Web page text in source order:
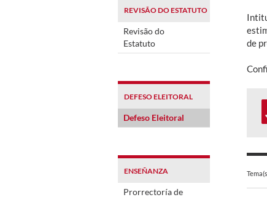
REVISÃO DO ESTATUTO
Revisão do
Estatuto
DEFESO ELEITORAL
Defeso Eleitoral
ENSEÑANZA
Prorrectoría de
de